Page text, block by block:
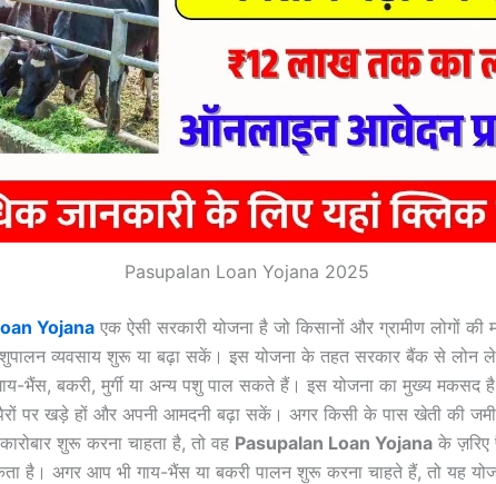
Pasupalan Loan Yojana 2025
Yojana एक ऐसी सरकारी योजना है जो किसानों और ग्रामीण लोगों की
व्यवसाय शुरू या बढ़ा सकें। इस योजना के तहत सरकार बैंक से लोन
भैंस, बकरी, मुर्गी या अन्य पशु पाल सकते हैं। इस योजना का मुख्य मकसद है
पर खड़े हों और अपनी आमदनी बढ़ा सकें। अगर किसी के पास खेती की
शुरू करना चाहता है, तो वह Pasupalan Loan Yojana के ज़रिए
है। अगर आप भी गाय-भैंस या बकरी पालन शुरू करना चाहते हैं, तो यह